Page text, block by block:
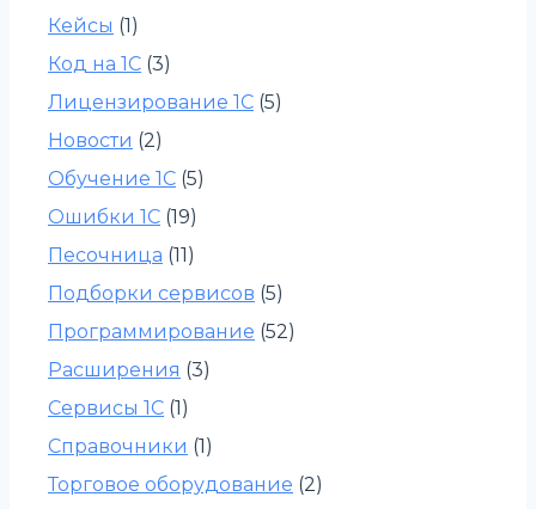
Кейсы (1)
Код на 1С (3)
Лицензирование 1С (5)
Новости (2)
Обучение 1С (5)
Ошибки 1С (19)
Песочница (11)
Подборки сервисов (5)
Программирование (52)
Расширения (3)
Сервисы 1С (1)
Справочники (1)
Торговое оборудование (2)